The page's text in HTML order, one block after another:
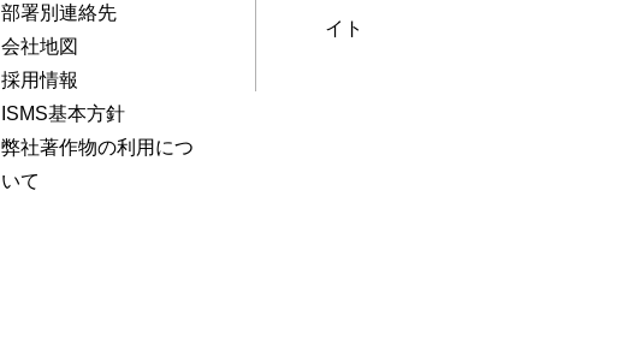
部署別連絡先
会社地図
採用情報
ISMS基本方針
弊社著作物の利用につ
いて
イト